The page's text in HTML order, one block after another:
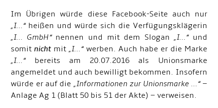
Im Übrigen würde diese Facebook-Seite auch nur
„I…“heißen und würde sich die Verfügungsklägerin
„I… GmbH“nennen und mit dem Slogan„I…“und
somitnicht mit„I…“werben. Auch habe er die Marke
„I…“bereits am 20.07.2016 als Unionsmarke
angemeldet und auch bewilligt bekommen. Insofern
würde er auf die „Informationen zur Unionsmarke …“–
Anlage Ag 1 (Blatt 50 bis 51 der Akte) – verweisen.